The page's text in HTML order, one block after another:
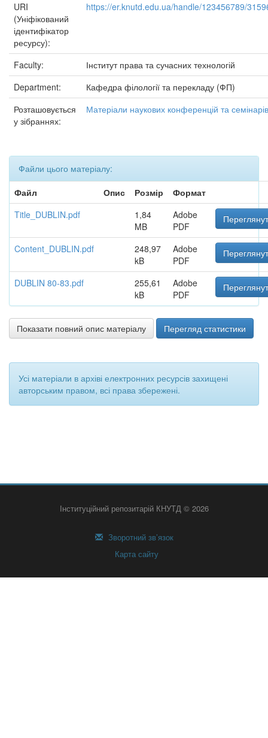
URI
(Уніфікований
ідентифікатор
ресурсу):
https://er.knutd.edu.ua/handle/123456789/
Faculty:
Інститут права та сучасних технологій
Department:
Кафедра філології та перекладу (ФП)
Розташовується
у зібраннях:
Матеріали наукових конференцій та семінарів
Файли цього матеріалу:
Файл
Опис Розмір
Формат
Title_DUBLIN.pdf
1,84
MB
Adobe
PDF
Content_DUBLIN.pdf
248,97
kB
Adobe
PDF
DUBLIN 80-83.pdf
255,61
kB
Adobe
PDF
Показати повний опис матеріалу Перегляд статистики
Усі матеріали в архіві електронних ресурсів захищені
авторським правом, всі права збережені.
Інституційний репозитарій КНУТД © 2026
Зворотний зв’язок
Карта сайту